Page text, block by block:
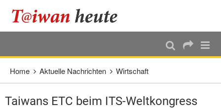
Direkt weiter zum Haupt-Inhalt
Home Aktuelle Nachrichten Wirtschaft
Taiwans ETC beim ITS-Weltkongress